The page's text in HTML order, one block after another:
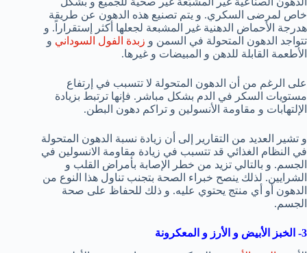
خاص لمرضى السكري. و يتم تصنيع هذه الدهون عن طريقة
هدرجة الأحماض الدهنية غير المشبعة لجعلها أكثر إستقراراً. و
تتواجد الدهون المتحولة في السمن و زبدة الفول السوداني و
الأطعمة القابلة للدهن و المبيضات و غيرها.
على الرغم من أن الدهون المتحولة لا تتسبب في إرتفاع
مستويات السكر في الدم بشكل مباشر. فإنها ترتبط بزيادة
الإلتهابات و مقاومة الأنسولين و تراكم دهون البطن.
و تشير العديد من التقارير إلى أن زيادة نسبة الدهون المتحولة
في النظام الغذائي قد تتسبب في زيادة مقاومة الانسولين في
الجسم. و بالتالي تزيد من خطر الإصابة بأمراض القلب و
الشرايين. لذلك ينصح خبراء الصحة بتجنب تناول هذا النوع من
الدهون أو أي منتج يحتوي عليه. و ذلك للحفاظ على صحة
الجسم.
3- الخبز الأبيض و الأرز و المعكرونة